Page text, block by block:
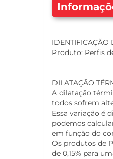
IDENTIFICAÇÃO
Produto: Perfis
DILATAÇÃO
A dilatação
todos sofrem
Essa variação é
podemos
em função do
Os produtos de
de 0,15% para